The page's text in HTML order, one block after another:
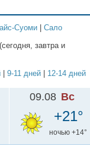
Суоми
Сало
(сегодня, завтра и
9-11 дней 12-14 дней
09.08 Вс
+21°
ночью +14°